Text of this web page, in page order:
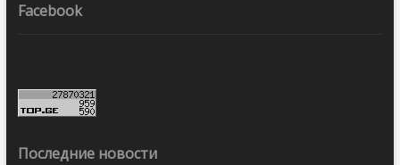
Facebook
Последние новости